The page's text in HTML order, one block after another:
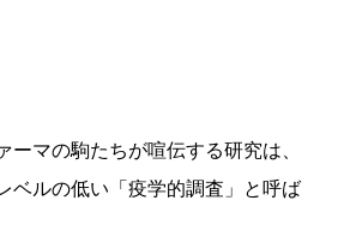
ーマの駒たちが喧伝する研究は、
ベルの低い「疫学的調査」と呼ば